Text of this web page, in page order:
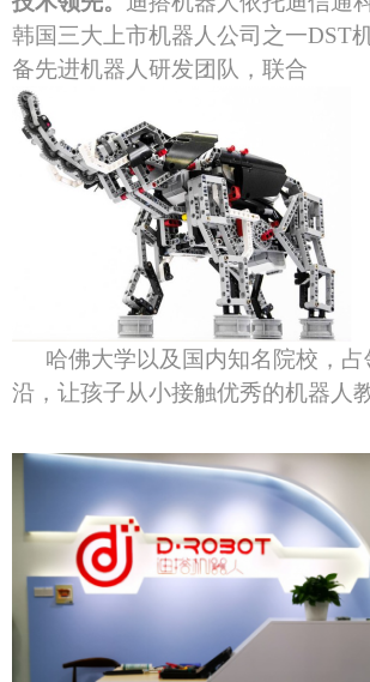
韩国三大上市机器人公司之一DST
备先进机器人研发团队，联合
哈佛大学以及国内知名院校，
沿，让孩子从小接触优秀的机器人教